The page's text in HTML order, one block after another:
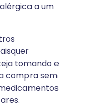
a um
tomando e
compra sem